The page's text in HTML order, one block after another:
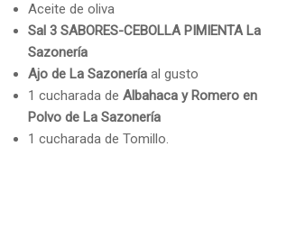
Aceite de oliva
Sal 3 SABORES-CEBOLLA PIMIENTA La
Sazonería
Ajo de La Sazonería al gusto
1 cucharada deAlbahaca y Romero en
Polvo de La Sazonería
1 cucharada de Tomillo.